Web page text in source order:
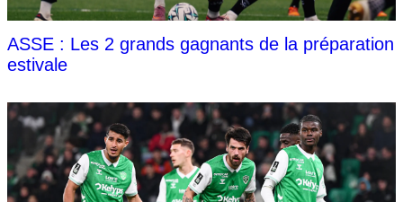
ASSE : Les 2 grands gagnants de la préparation
estivale